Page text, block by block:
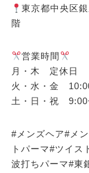
東京都中央区
階
営業時間
月・木 定休日
火・水・金
土・日・祝 9:00
#メンズヘア#メ
トパーマ#ツイス
波打ちパーマ#東